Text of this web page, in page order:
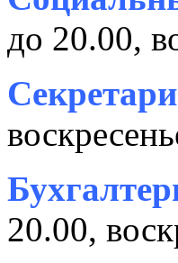
до 20.00,
20.00,